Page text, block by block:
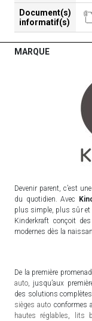
Document(s)
informatif(s)
MARQUE
Devenir parent, c’est
du quotidien. Avec
plus simple, plus sûr et
Kinderkraft conçoit
modernes dès la
De la première
auto , jusqu’aux
des solutions complètes
sièges auto conformes
hautes réglables
lits